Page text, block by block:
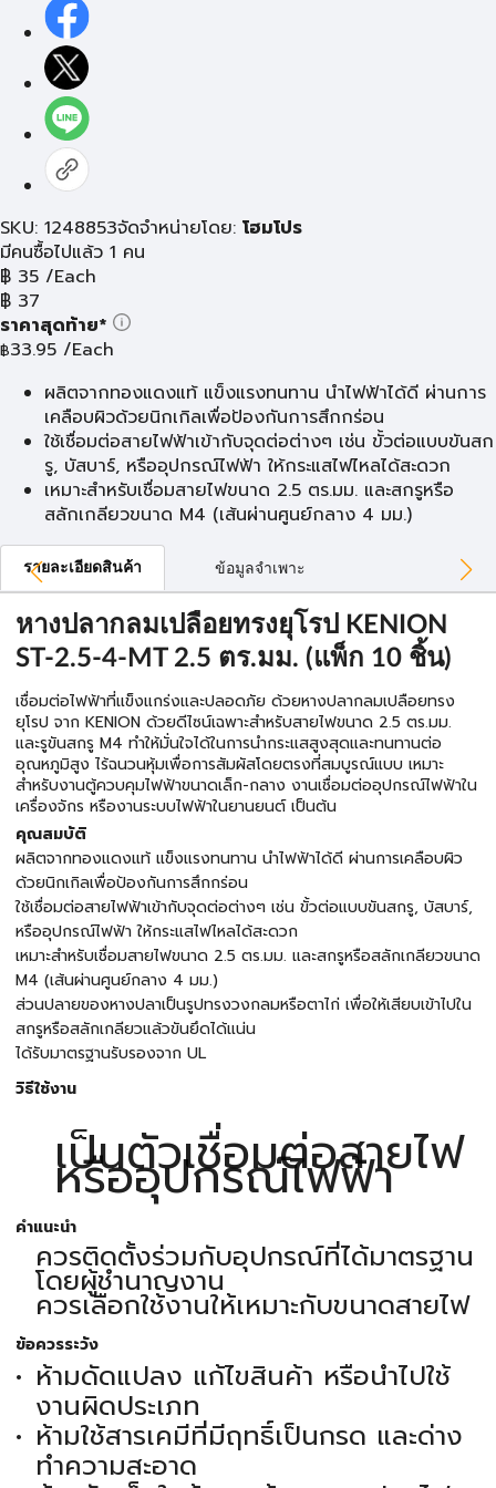
SKU: 1248853จัดจำหน่ายโดย: โฮมโปร
มีคนซื้อไปแล้ว 1 คน
฿ 35 /Each
฿ 37
ราคาสุดท้าย*
฿33.95 /Each
ผลิตจากทองแดงแท้ แข็งแรงทนทาน นำไฟฟ้าได้ดี ผ่านการ
เคลือบผิวด้วยนิกเกิลเพื่อป้องกันการสึกกร่อน
ใช้เชื่อมต่อสายไฟฟ้าเข้ากับจุดต่อต่างๆ เช่น ขั้วต่อแบบขันสก
รู, บัสบาร์, หรืออุปกรณ์ไฟฟ้า ให้กระแสไฟไหลได้สะดวก
เหมาะสำหรับเชื่อมสายไฟขนาด 2.5 ตร.มม. และสกรูหรือ
สลักเกลียวขนาด M4 (เส้นผ่านศูนย์กลาง 4 มม.)
รายละเอียดสินค้า ข้อมูลจำเพาะ
หางปลากลมเปลือยทรงยุโรป KENION
ST-2.5-4-MT 2.5 ตร.มม. (แพ็ก 10 ชิ้น)
เชื่อมต่อไฟฟ้าที่แข็งแกร่งและปลอดภัย ด้วยหางปลากลมเปลือยทรง
ยุโรป จาก KENION ด้วยดีไซน์เฉพาะสำหรับสายไฟขนาด 2.5 ตร.มม.
และรูขันสกรู M4 ทำให้มั่นใจได้ในการนำกระแสสูงสุดและทนทานต่อ
อุณหภูมิสูง ไร้ฉนวนหุ้มเพื่อการสัมผัสโดยตรงที่สมบูรณ์แบบ เหมาะ
สำหรับงานตู้ควบคุมไฟฟ้าขนาดเล็ก-กลาง งานเชื่อมต่ออุปกรณ์ไฟฟ้าใน
เครื่องจักร หรืองานระบบไฟฟ้าในยานยนต์ เป็นต้น
คุณสมบัติ
ผลิตจากทองแดงแท้ แข็งแรงทนทาน นำไฟฟ้าได้ดี ผ่านการเคลือบผิว
ด้วยนิกเกิลเพื่อป้องกันการสึกกร่อน
ใช้เชื่อมต่อสายไฟฟ้าเข้ากับจุดต่อต่างๆ เช่น ขั้วต่อแบบขันสกรู, บัสบาร์,
หรืออุปกรณ์ไฟฟ้า ให้กระแสไฟไหลได้สะดวก
เหมาะสำหรับเชื่อมสายไฟขนาด 2.5 ตร.มม. และสกรูหรือสลักเกลียวขนาด
M4 (เส้นผ่านศูนย์กลาง 4 มม.)
ส่วนปลายของหางปลาเป็นรูปทรงวงกลมหรือตาไก่ เพื่อให้เสียบเข้าไปใน
สกรูหรือสลักเกลียวแล้วขันยึดได้แน่น
ได้รับมาตรฐานรับรองจาก UL
วิธีใช้งาน
เป็นตัวเชื่อมต่อสายไฟ
หรืออุปกรณ์ไฟฟ้า
คำแนะนำ
ควรติดตั้งร่วมกับอุปกรณ์ที่ได้มาตรฐาน
โดยผู้ชำนาญงาน
ควรเลือกใช้งานให้เหมาะกับขนาดสายไฟ
ข้อควรระวัง
ห้ามดัดแปลง แก้ไขสินค้า หรือนำไปใช้
งานผิดประเภท
ห้ามใช้สารเคมีที่มีฤทธิ์เป็นกรด และด่าง
ทำความสะอาด